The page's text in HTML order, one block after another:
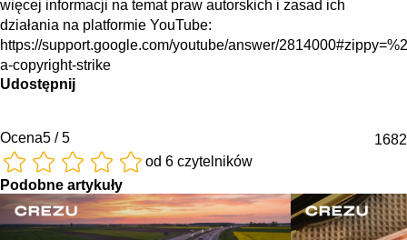
więcej informacji na temat praw autorskich i zasad ich
działania na platformie YouTube:
https://support.google.com/youtube/answer/
a-copyright-strike
Udostępnij
Ocena5 / 5
od 6 czytelników
1682
Podobne artykuły